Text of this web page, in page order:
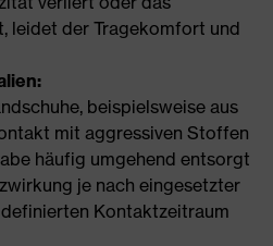
leidet der Tragekomfort und
beispielsweise aus
mit aggressiven Stoffen
häufig umgehend entsorgt
je nach eingesetzter
Kontaktzeitraum